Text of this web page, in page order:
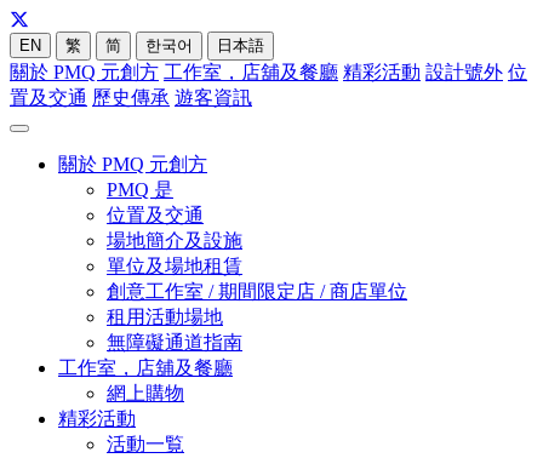
EN 繁 简 한국어 日本語
關於 PMQ 元創方 工作室，店舖及餐廳 精彩活動 設計號外 位
置及交通 歷史傳承 遊客資訊
關於 PMQ 元創方
PMQ 是
位置及交通
場地簡介及設施
單位及場地租賃
創意工作室 / 期間限定店 / 商店單位
租用活動場地
無障礙通道指南
工作室，店舖及餐廳
網上購物
精彩活動
活動一覧